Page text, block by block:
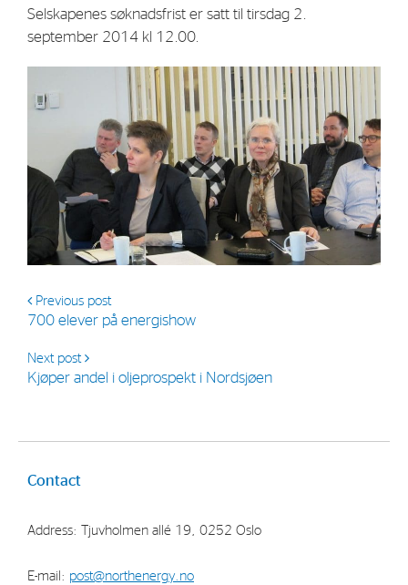
Selskapenes søknadsfrist er satt til tirsdag 2.
september 2014 kl 12.00.
Previous post
700 elever på energishow
Next post
Kjøper andel i oljeprospekt i Nordsjøen
Contact
Address: Tjuvholmen allé 19, 0252 Oslo
E-mail: post@northenergy.no